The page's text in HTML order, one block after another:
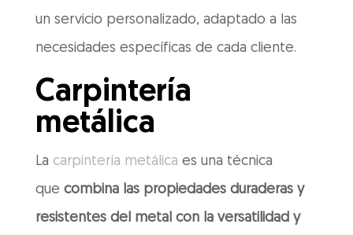
un servicio personalizado, adaptado a las
necesidades específicas de cada cliente.
Carpintería
metálica
La carpintería metálica es una técnica
que combina las propiedades duraderas y
resistentes del metal con la versatilidad y